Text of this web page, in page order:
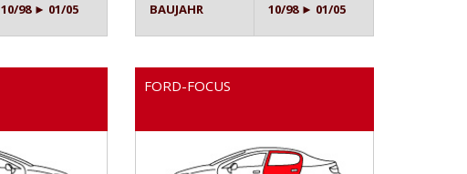
10/98 ► 01/05 BAUJAHR 10/98 ► 01/05
FORD-FOCUS